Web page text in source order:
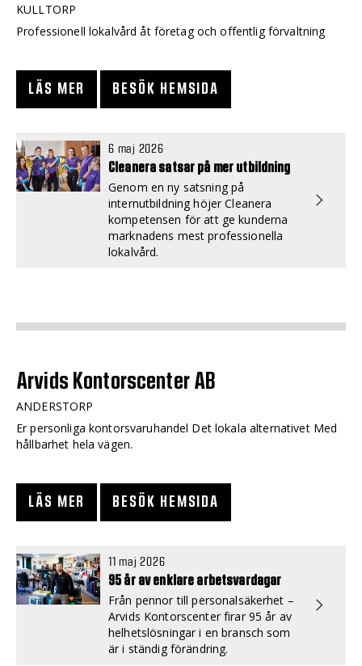
KULLTORP
Professionell lokalvård åt företag och offentlig förvaltning
LÄS MER BESÖK HEMSIDA
6 maj 2026
Cleanera satsar på mer utbildning
Genom en ny satsning på
internutbildning höjer Cleanera
kompetensen för att ge kunderna
marknadens mest professionella
lokalvård.
Arvids Kontorscenter AB
ANDERSTORP
Er personliga kontorsvaruhandel Det lokala alternativet Med
hållbarhet hela vägen.
LÄS MER BESÖK HEMSIDA
11 maj 2026
95 år av enklare arbetsvardagar
Från pennor till personalsäkerhet –
Arvids Kontorscenter firar 95 år av
helhetslösningar i en bransch som
är i ständig förändring.